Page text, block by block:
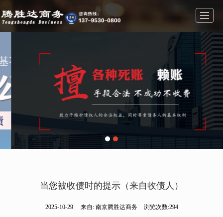
留言反馈
当您被收债时的提示（来自收债人）
2025-10-29 来自: 南京腾胜达商务 浏览次数:294